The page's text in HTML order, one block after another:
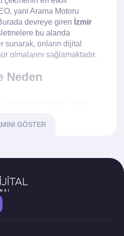
yani Arama Motoru
devreye giren İzmir
bu alanda
sunarak, onların dijital
olmalarını sağlamaktadır.
Neden
eder. Arama
gelir.İzmir Dijital
pazarlama stratejisi
olur.
Ajansı'nın
GÖSTER